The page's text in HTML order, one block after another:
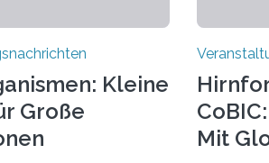
Kleine
Große
Mit